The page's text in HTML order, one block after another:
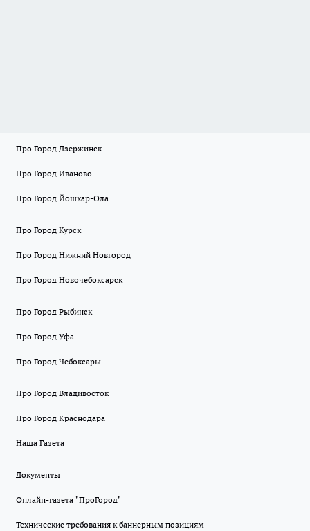
Про Город Дзержинск
Про Город Иваново
Про Город Йошкар-Ола
Про Город Курск
Про Город Нижний Новгород
Про Город Новочебоксарск
Про Город Рыбинск
Про Город Уфа
Про Город Чебоксары
Про Город Владивосток
Про Город Краснодара
Наша Газета
Документы
Онлайн-газета "ПроГород"
Технические требования к баннерным позициям